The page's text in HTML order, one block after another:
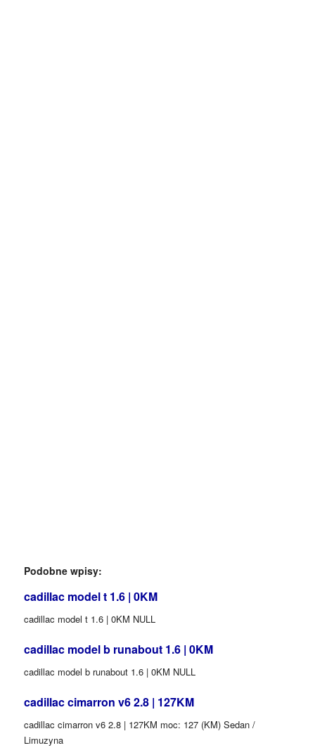
Podobne wpisy:
cadillac model t 1.6 | 0KM
cadillac model t 1.6 | 0KM NULL
cadillac model b runabout 1.6 | 0KM
cadillac model b runabout 1.6 | 0KM NULL
cadillac cimarron v6 2.8 | 127KM
cadillac cimarron v6 2.8 | 127KM moc: 127 (KM) Sedan /
Limuzyna